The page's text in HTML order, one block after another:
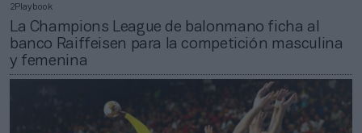
2Playbook
La Champions League de balonmano ficha al
banco Raiffeisen para la competición masculina
y femenina